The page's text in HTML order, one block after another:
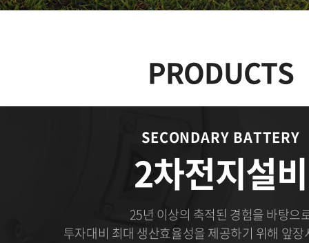
PRODUCTS
SECONDARY BATTERY
2차전지설비
25년 이상의 축적된 경험을 바탕으
투자대비 최대 생산효율성을 제공하기 위해 앞